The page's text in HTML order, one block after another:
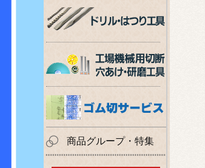
商品グループ・特集